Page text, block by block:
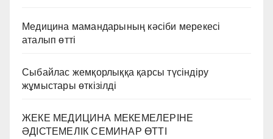
Медицина мамандарының кәсіби мерекесі
аталып өтті
Сыбайлас жемқорлыққа қарсы түсіндіру
жұмыстары өткізілді
ЖЕКЕ МЕДИЦИНА МЕКЕМЕЛЕРІНЕ
ӘДІСТЕМЕЛІК СЕМИНАР ӨТТІ